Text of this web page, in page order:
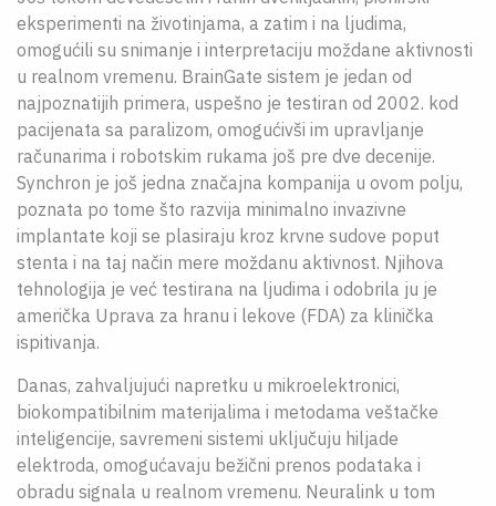
eksperimenti na životinjama, a zatim i na ljudima,
omogućili su snimanje i interpretaciju moždane aktivnosti
u realnom vremenu. BrainGate sistem je jedan od
najpoznatijih primera, uspešno je testiran od 2002. kod
pacijenata sa paralizom, omogućivši im upravljanje
računarima i robotskim rukama još pre dve decenije.
Synchron je još jedna značajna kompanija u ovom polju,
poznata po tome što razvija minimalno invazivne
implantate koji se plasiraju kroz krvne sudove poput
stenta i na taj način mere moždanu aktivnost. Njihova
tehnologija je već testirana na ljudima i odobrila ju je
američka Uprava za hranu i lekove (FDA) za klinička
ispitivanja.
Danas, zahvaljujući napretku u mikroelektronici,
biokompatibilnim materijalima i metodama veštačke
inteligencije, savremeni sistemi uključuju hiljade
elektroda, omogućavaju bežični prenos podataka i
obradu signala u realnom vremenu. Neuralink u tom